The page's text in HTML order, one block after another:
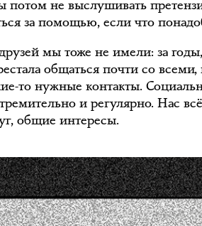
потом не выслушивать
за помощью, если что
мы тоже не имели: за годы,
общаться почти со всеми,
то нужные контакты.
и регулярно. Нас всё
общие интересы.